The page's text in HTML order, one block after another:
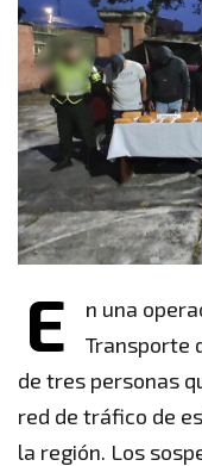
E
n una
Transporte
de tres personas
red de tráfico de
la región. Los